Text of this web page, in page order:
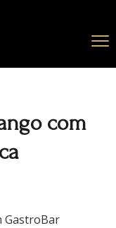
com
GastroBar